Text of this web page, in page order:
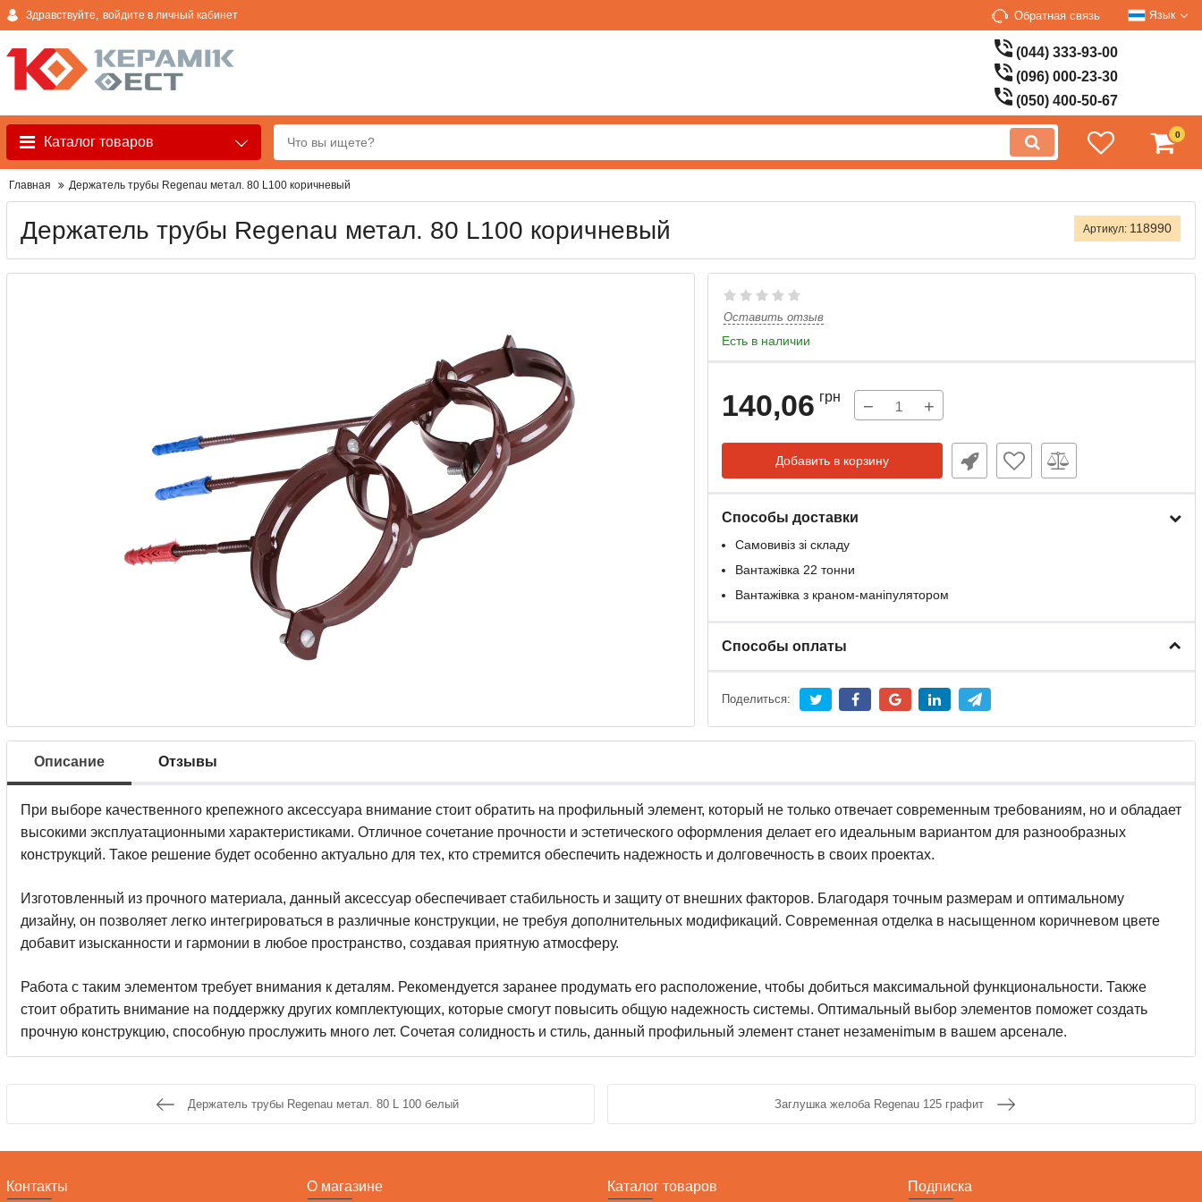
Здравствуйте, войдите в личный кабинет Обратная связь Язык
(044) 333-93-00
(096) 000-23-30
(050) 400-50-67
Каталог товаров 0
Главная Держатель трубы Regenau метал. 80 L100 коричневый
Держатель трубы Regenau метал. 80 L100 коричневый Артикул: 118990
Оставить отзыв
Есть в наличии
140,06 грн − +
Добавить в корзину
Способы доставки
Самовивіз зі складу
Вантажівка 22 тонни
Вантажівка з краном-маніпулятором
Способы оплаты
Поделиться:
Описание Отзывы
При выборе качественного крепежного аксессуара внимание стоит обратить на профильный элемент, который не только отвечает современным требованиям, но и обладает
высокими эксплуатационными характеристиками. Отличное сочетание прочности и эстетического оформления делает его идеальным вариантом для разнообразных
конструкций. Такое решение будет особенно актуально для тех, кто стремится обеспечить надежность и долговечность в своих проектах.
Изготовленный из прочного материала, данный аксессуар обеспечивает стабильность и защиту от внешних факторов. Благодаря точным размерам и оптимальному
дизайну, он позволяет легко интегрироваться в различные конструкции, не требуя дополнительных модификаций. Современная отделка в насыщенном коричневом цвете
добавит изысканности и гармонии в любое пространство, создавая приятную атмосферу.
Работа с таким элементом требует внимания к деталям. Рекомендуется заранее продумать его расположение, чтобы добиться максимальной функциональности. Также
стоит обратить внимание на поддержку других комплектующих, которые смогут повысить общую надежность системы. Оптимальный выбор элементов поможет создать
прочную конструкцию, способную прослужить много лет. Сочетая солидность и стиль, данный профильный элемент станет незаменimым в вашем арсенале.
Держатель трубы Regenau метал. 80 L 100 белый Заглушка желоба Regenau 125 графит
Контакты О магазине Каталог товаров Подписка